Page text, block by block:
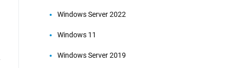
Windows Server 2022
Windows 11
Windows Server 2019